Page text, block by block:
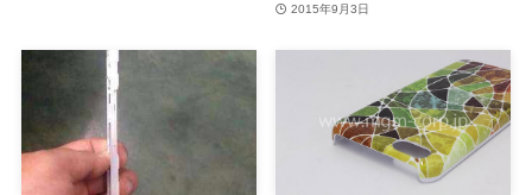
2015年9月3日